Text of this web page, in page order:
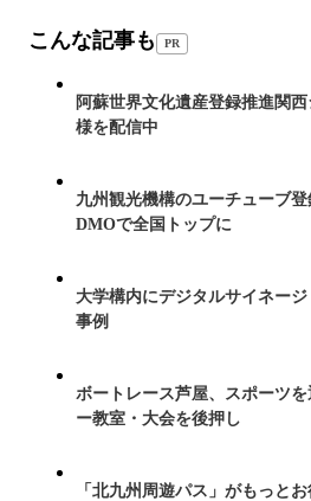
こんな記事も PR
阿蘇世界文化遺産登録推進関
様を配信中
九州観光機構のユーチューブ
DMOで全国トップに
大学構内にデジタルサイネー
事例
ボートレース芦屋、スポーツ
ー教室・大会を後押し
「北九州周遊パス」がもっと